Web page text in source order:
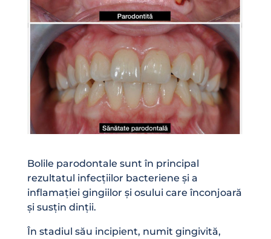
Bolile parodontale sunt în principal
rezultatul infecțiilor bacteriene și a
inflamației gingiilor și osului care înconjoară
și susțin dinții.
În stadiul său incipient, numit gingivită,